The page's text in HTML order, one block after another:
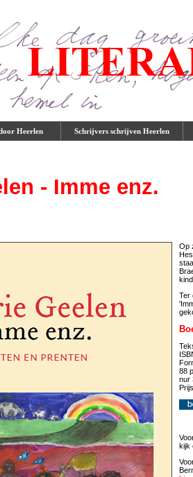
Heerlen Schrijvers schrijven Heerlen
- Imme enz.
Op
Ter
88
nur
kijk